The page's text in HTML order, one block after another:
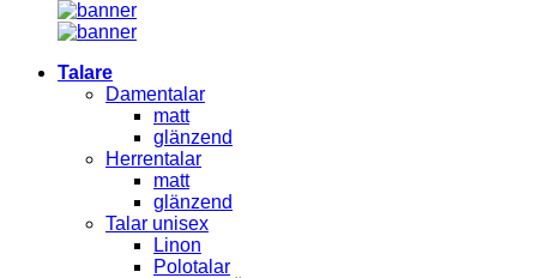
Talare
Damentalar
matt
glänzend
Herrentalar
matt
glänzend
Talar unisex
Linon
Polotalar